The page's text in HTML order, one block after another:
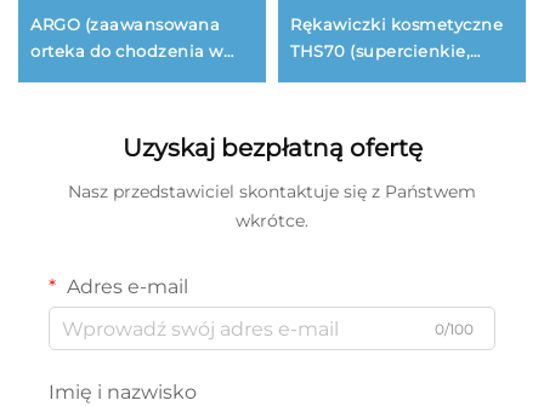
ARGO (zaawansowana
orteka do chodzenia w
Rękawiczki kosmetyczne
THS70 (supercienkie,
Uzyskaj bezpłatną ofertę
Nasz przedstawiciel skontaktuje się z Państwem
wkrótce.
Adres e-mail
0/100
Imię i nazwisko